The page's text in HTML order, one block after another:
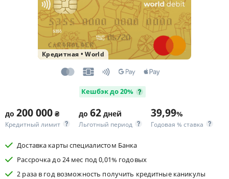
Кредитная •World
Кешбэк до 20%
до 200 000 ₴
Кредитный лимит
до 62 дней
Льготный период
39,99%
Годовая % ставка
Доставка карты специалистом Банка
Рассрочка до 24 мес под 0,01% годовых
2 раза в год возможность получить кредитные каникулы